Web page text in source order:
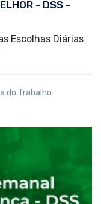
- DSS -
Escolhas Diárias
do Trabalho